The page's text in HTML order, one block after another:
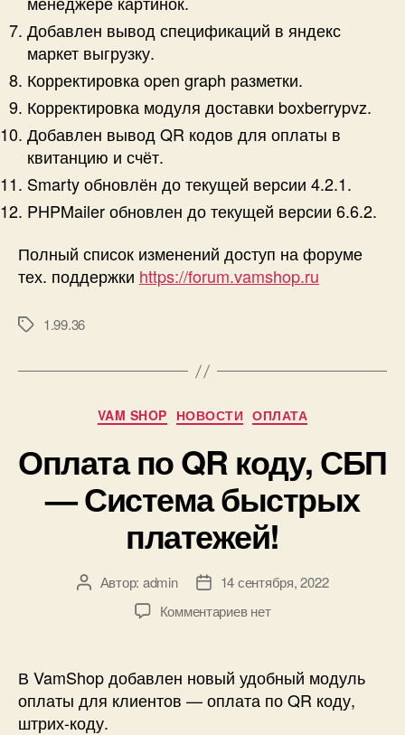
Добавлен вывод спецификаций в яндекс
маркет выгрузку.
Корректировка open graph разметки.
Корректировка модуля доставки boxberrypvz.
Добавлен вывод QR кодов для оплаты в
квитанцию и счёт.
Smarty обновлён до текущей версии 4.2.1.
PHPMailer обновлен до текущей версии 6.6.2.
Полный список изменений доступ на форуме
тех. поддержки https://forum.vamshop.ru
Метки1.99.36
Рубрики
VAM SHOP НОВОСТИ ОПЛАТА
Оплата по QR коду, СБП
— Система быстрых
платежей!
АвторАвтор: admin
Дата14 сентября, 2022
Комментариевк
QR
коду,
нет
В VamShop добавлен новый удобный модуль
оплаты для клиентов — оплата по QR коду,
штрих-коду.